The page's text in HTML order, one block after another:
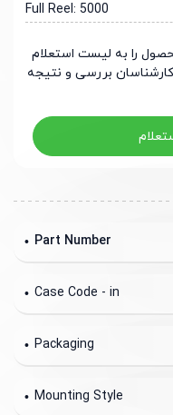
Full Reel: 5000
را به لیست استعلام
بررسی و نتیجه
Part Number
Case Code - in
Packaging
Mounting Style